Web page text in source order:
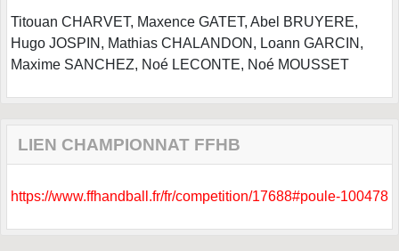
Titouan CHARVET, Maxence GATET, Abel BRUYERE,
Hugo JOSPIN, Mathias CHALANDON, Loann GARCIN,
Maxime SANCHEZ, Noé LECONTE, Noé MOUSSET
LIEN CHAMPIONNAT FFHB
https://www.ffhandball.fr/fr/competition/17688#poule-100478